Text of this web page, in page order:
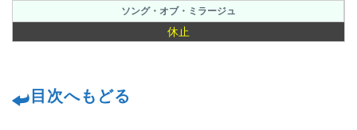
ソング・オブ・ミラージュ
休止
目次へもどる